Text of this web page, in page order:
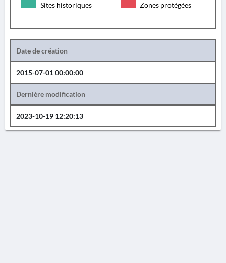
Sites historiques Zones protégées
Date de création
2015-07-01 00:00:00
Dernière modification
2023-10-19 12:20:13